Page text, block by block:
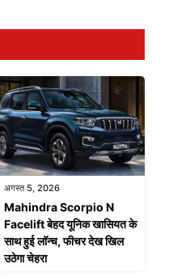
अगस्त 5, 2026
Mahindra Scorpio N
Facelift बेहद यूनिक खासियत के
साथ हुई लॉन्च, फीचर देख खिल
उठेगा चेहरा